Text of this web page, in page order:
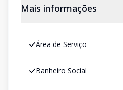
Mais informações
Área de Serviço
Banheiro Social